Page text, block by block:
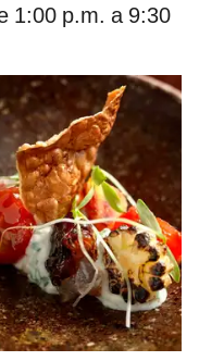
1:00 p.m. a 9:30